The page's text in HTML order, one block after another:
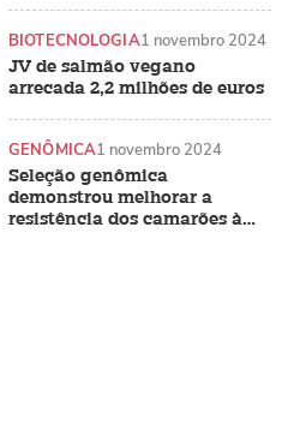
JV de salmão vegano
arrecada 2,2 milhões de euros
BIOTECNOLOGIA1 novembro 2024
Seleção genômica
demonstrou melhorar a
resistência dos camarões à
GENÔMICA1 novembro 2024